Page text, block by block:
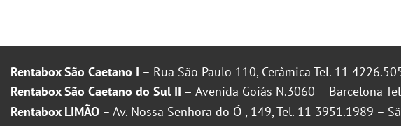
Rentabox São Caetano I – Rua São Paulo 110, Cerâmica Tel. 11
Rentabox São Caetano do Sul II – Avenida Goiás N.3060 – Barcelona
Rentabox LIMÃO – Av. Nossa Senhora do Ó , 149, Tel. 11 3951.1989 –